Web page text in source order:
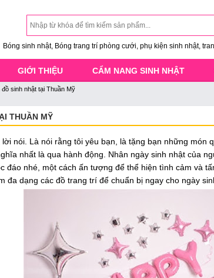
Bóng sinh nhật, Bóng trang trí phòng cưới, phụ kiện sinh nhật,
GIỚI THIỆU CẨM NANG SINH NHẬT
đồ sinh nhật tại Thuần Mỹ
THUẦN MỸ
nói. Là nói rằng tôi yêu bạn, là tặng bạn những món
nhất là qua hành động. Nhân ngày sinh nhật của
đáo nhé, một cách ấn tượng để thể hiện tình cảm và
đa dạng các đồ trang trí để chuẩn bị ngay cho ngày